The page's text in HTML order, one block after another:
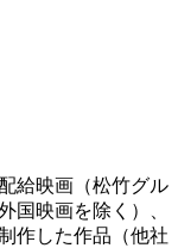
給映画（松竹グル
国映画を除く）、
作した作品（他社